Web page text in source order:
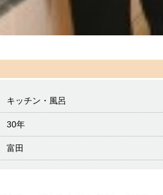
キッチン・風呂
30年
富田